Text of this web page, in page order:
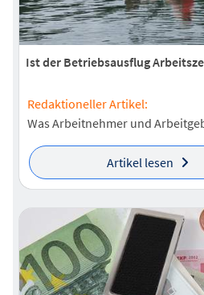
Ist der Betriebsausflug
Redaktioneller Artikel:
Was Arbeitnehmer und
Artikel lesen